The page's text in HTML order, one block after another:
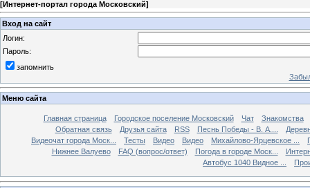
[Интернет-портал города Московский]
Вход на сайт
Логин:
Пароль:
запомнить
Меню сайта
Главная страница Городское поселение Московский Чат
Знакомства
Обратная связь
Друзья сайта RSS Песнь Победы - В. А....
Видеочат города Моск...
Тесты Видео Видео Михайлово-Ярцевское ...
Нижнее Валуево
FAQ (вопрос/ответ) Погода в городе Моск...
Автобус 1040 Видное ...